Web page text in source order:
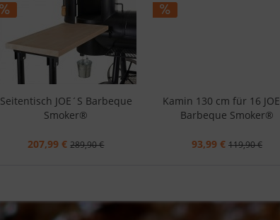
Seitentisch JOE´S Barbeque
Smoker®
207,99 € 289,90 €
Kamin 130 cm für 16
Barbeque Smoker®
93,99 € 119,90 €